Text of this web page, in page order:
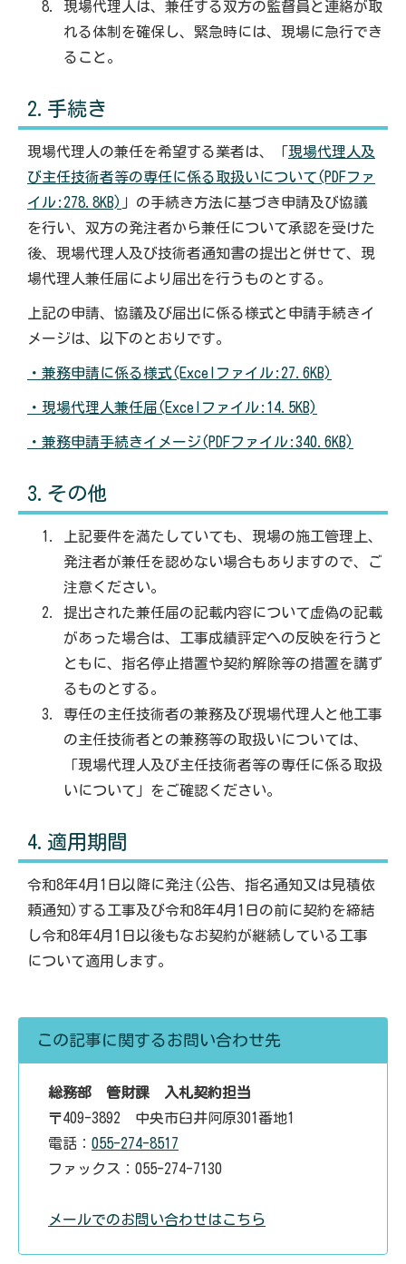
現場代理人は、兼任する双方の監督員と連絡が取
れる体制を確保し、緊急時には、現場に急行でき
ること。
2.手続き
現場代理人の兼任を希望する業者は、「現場代理人及
び主任技術者等の専任に係る取扱いについて(PDFファ
イル:278.8KB) 」の手続き方法に基づき申請及び協議
を行い、双方の発注者から兼任について承認を受けた
後、現場代理人及び技術者通知書の提出と併せて、現
場代理人兼任届により届出を行うものとする。
上記の申請、協議及び届出に係る様式と申請手続きイ
メージは、以下のとおりです。
・兼務申請に係る様式(Excelファイル:27.6KB)
・現場代理人兼任届(Excelファイル:14.5KB)
・兼務申請手続きイメージ(PDFファイル:340.6KB)
3.その他
上記要件を満たしていても、現場の施工管理上、
発注者が兼任を認めない場合もありますので、ご
注意ください。
提出された兼任届の記載内容について虚偽の記載
があった場合は、工事成績評定への反映を行うと
ともに、指名停止措置や契約解除等の措置を講ず
るものとする。
専任の主任技術者の兼務及び現場代理人と他工事
の主任技術者との兼務等の取扱いについては、
「現場代理人及び主任技術者等の専任に係る取扱
いについて」をご確認ください。
4.適用期間
令和8年4月1日以降に発注(公告、指名通知又は見積依
頼通知)する工事及び令和8年4月1日の前に契約を締結
し令和8年4月1日以後もなお契約が継続している工事
について適用します。
この記事に関するお問い合わせ先
総務部 管財課 入札契約担当
〒409-3892 中央市臼井阿原301番地1
電話： 055-274-8517
ファックス：055-274-7130
メールでのお問い合わせはこちら